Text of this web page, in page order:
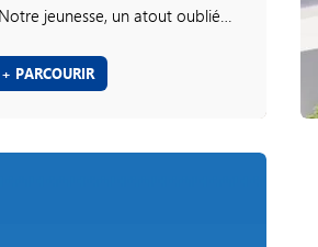
Notre jeunesse, un atout oublié sur notre territoire
+ PARCOURIR